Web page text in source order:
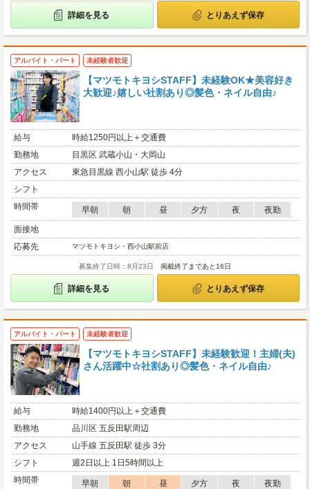
詳細を見る とりあえず保存
アルバイト・パート 未経験者歓迎
【マツモトキヨシSTAFF】未経験OK★美容好き
大歓迎♪嬉しい社割あり◎髪色・ネイル自由♪
給与
時給1250円以上＋交通費
勤務地
目黒区 武蔵小山・大岡山
アクセス
東急目黒線 西小山駅 徒歩 4分
シフト
時間帯
早朝 朝 昼 夕方 夜
夜勤
面接地
応募先
マツモトキヨシ・西小山駅前店
募集終了日時：8月23日 掲載終了まであと16日
詳細を見る とりあえず保存
アルバイト・パート 未経験者歓迎
【マツモトキヨシSTAFF】未経験歓迎！主婦(夫)
さん活躍中☆社割あり◎髪色・ネイル自由♪
給与
時給1400円以上＋交通費
勤務地
品川区 五反田駅周辺
アクセス
山手線 五反田駅 徒歩 3分
シフト
週2日以上 1日5時間以上
時間帯
早朝 朝 昼 夕方 夜
夜勤